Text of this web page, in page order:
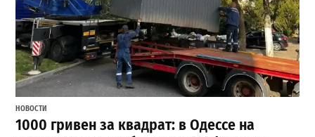
НОВОСТИ
1000 гривен за квадрат: в Одессе на